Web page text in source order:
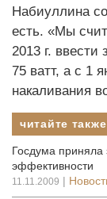
Набиуллина
есть. «Мы
2013 г. ввести
75 ватт, а с 1
накаливания
читайте также
Госдума приняла
эффективности
11.11.2009 |